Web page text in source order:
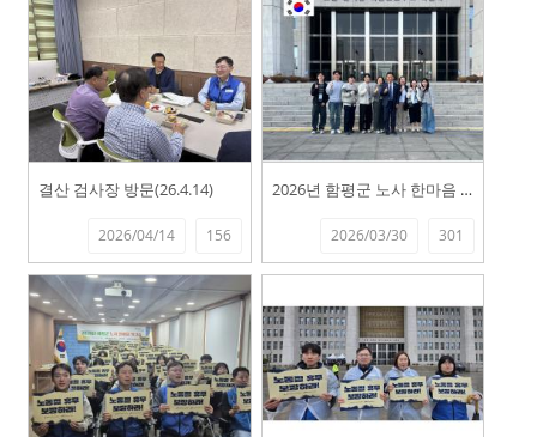
결산 검사장 방문(26.4.14)
156
2026/04/14
2026년 함평군 노사 한마음 워크숍 (...
301
2026/03/30